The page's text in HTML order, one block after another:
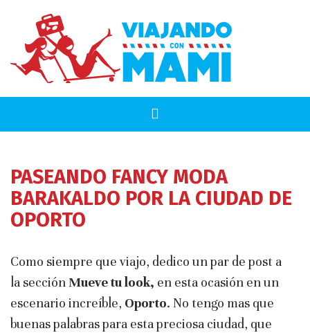
PASEANDO FANCY MODA
BARAKALDO POR LA CIUDAD DE
OPORTO
Como siempre que viajo, dedico un par de post a
la sección Mueve tu look, en esta ocasión en un
escenario increíble, Oporto. No tengo mas que
buenas palabras para esta preciosa ciudad, que